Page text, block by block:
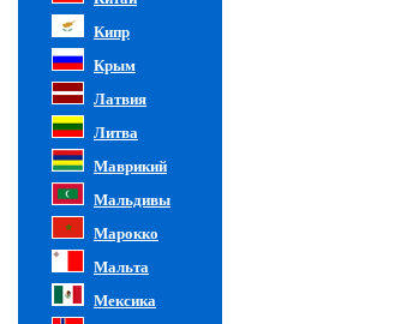
Кипр
Крым
Латвия
Литва
Маврикий
Мальдивы
Марокко
Мальта
Мексика